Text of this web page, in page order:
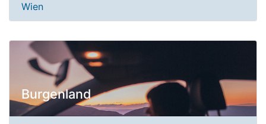
Wien
Burgenland